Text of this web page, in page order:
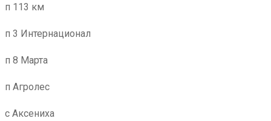
п 113 км
п 3 Интернационал
п 8 Марта
п Агролес
с Аксениха